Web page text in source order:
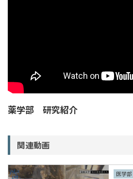
入試情報
薬学部 研究紹介
関連動画
医学部